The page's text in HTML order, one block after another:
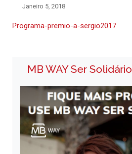
Janeiro 5, 2018
Programa-premio-a-sergio2017
MB WAY Ser Solidário